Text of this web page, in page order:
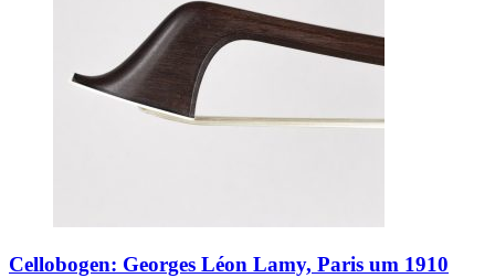
Cellobogen: Georges Léon Lamy, Paris um 1910